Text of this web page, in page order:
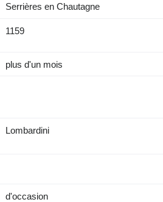
Serrières en Chautagne
1159
plus d'un mois
Lombardini
d'occasion